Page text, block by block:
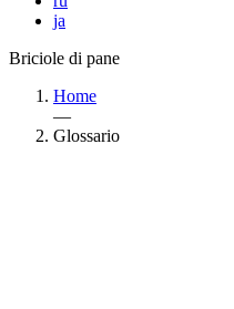
ja
Briciole di pane
Home
—
Glossario